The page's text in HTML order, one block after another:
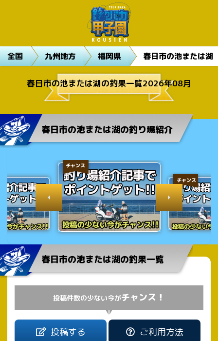
全国 九州地方 福岡県 春日市の池または湖
春日市の池または湖の釣果一覧2026年08月
春日市の池または湖の釣り場紹介
チャンス
チャンス
春日市の池または湖の釣果一覧
投稿件数の少ない今がチャンス！
投稿する ご利用方法